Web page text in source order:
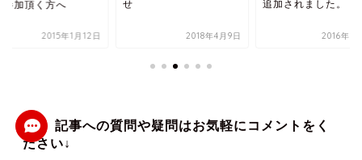
参加頂く方へ
2015年1月12日
せ
2018年4月9日
追加されました。
2016年5